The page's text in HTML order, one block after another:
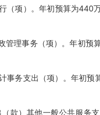
（项）。年初预算为
管理事务（项）。年初
事务支出（项）。年初
款）其他一般公共服